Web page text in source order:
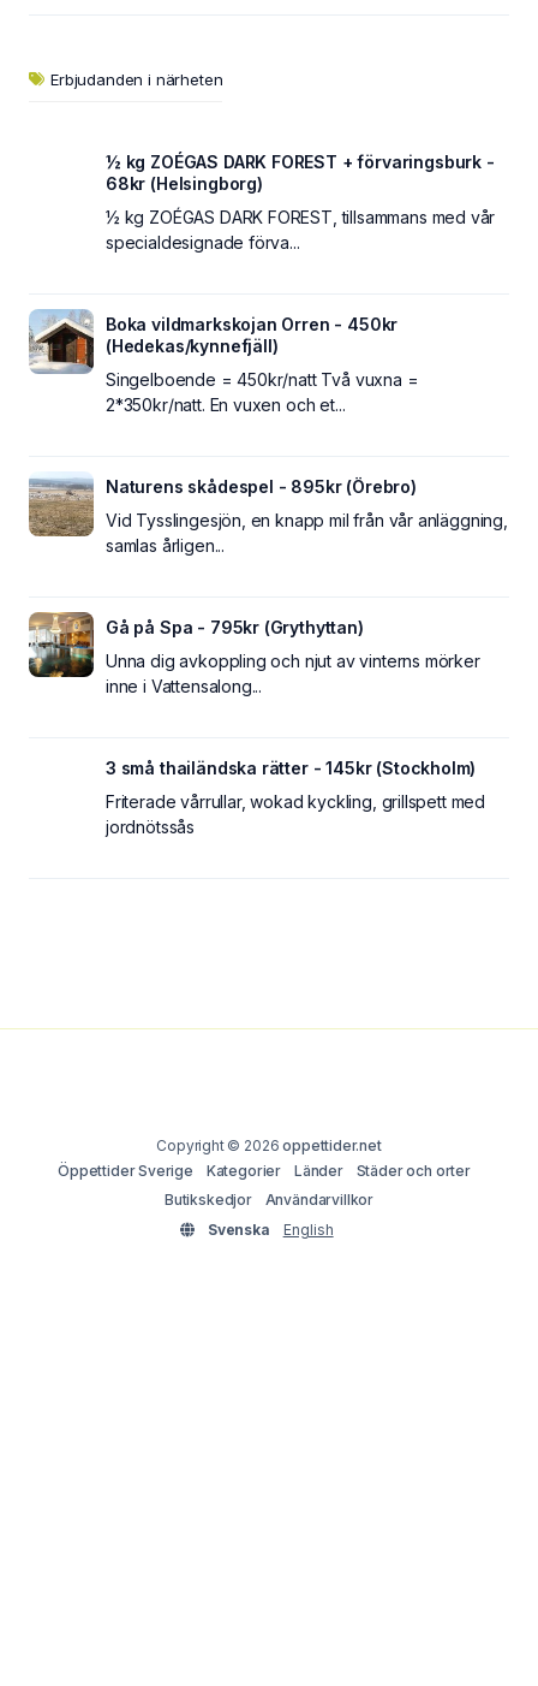
Erbjudanden i närheten
½ kg ZOÉGAS DARK FOREST + förvaringsburk -
68kr (Helsingborg)
½ kg ZOÉGAS DARK FOREST, tillsammans med vår
specialdesignade förva...
Boka vildmarkskojan Orren - 450kr
(Hedekas/kynnefjäll)
Singelboende = 450kr/natt Två vuxna =
2*350kr/natt. En vuxen och et...
Naturens skådespel - 895kr (Örebro)
Vid Tysslingesjön, en knapp mil från vår anläggning,
samlas årligen...
Gå på Spa - 795kr (Grythyttan)
Unna dig avkoppling och njut av vinterns mörker
inne i Vattensalong...
3 små thailändska rätter - 145kr (Stockholm)
Friterade vårrullar, wokad kyckling, grillspett med
jordnötssås
Copyright © 2026oppettider.net
Öppettider Sverige
Kategorier Länder
Städer och orter
Butikskedjor
Användarvillkor
Svenska
English